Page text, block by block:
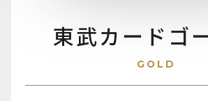
東武カード ゴ
GOLD